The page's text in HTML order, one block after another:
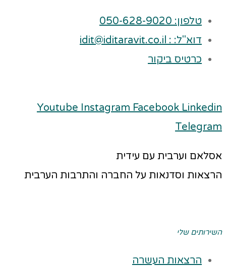
טלפון: 050-628-9020
דוא"ל: : idit@iditaravit.co.il
כרטיס ביקור
Youtube Instagram Facebook Linkedin
Telegram
אסלאם וערבית עם עידית
הרצאות וסדנאות על החברה והתרבות הערבית
השירותים שלי
הרצאות העשרה